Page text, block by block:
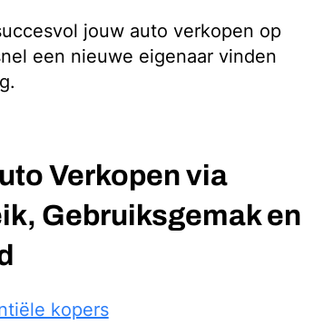
jouw auto verkopen op
een nieuwe eigenaar vinden
Verkopen via
Gebruiksgemak en
kopers